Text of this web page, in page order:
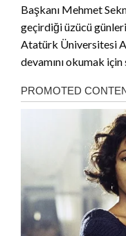
Başkanı Mehmet
geçirdiği üzücü
Atatürk Üniversitesi
devamını okumak